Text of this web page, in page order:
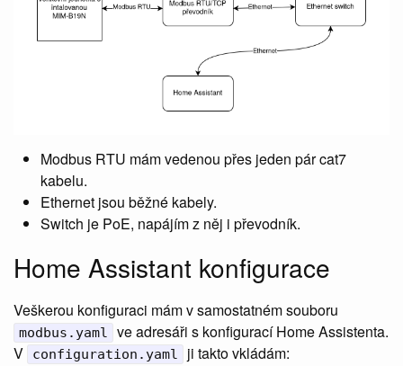
Modbus RTU mám vedenou přes jeden pár cat7
kabelu.
Ethernet jsou běžné kabely.
Switch je PoE, napájím z něj i převodník.
Home Assistant konfigurace
Veškerou konfiguraci mám v samostatném souboru
modbus.yaml
ve adresáři s konfigurací Home Assistenta.
V
configuration.yaml ji takto vkládám: